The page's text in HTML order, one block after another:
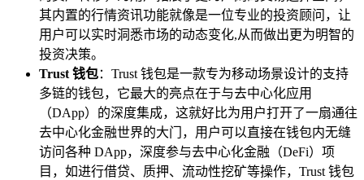
其内置的行情资讯功能就像是一位专业的投资顾问，让
用户可以实时洞悉市场的动态变化,从而做出更为明智的
投资决策。
Trust 钱包：Trust 钱包是一款专为移动场景设计的支持
多链的钱包，它最大的亮点在于与去中心化应用
（DApp）的深度集成，这就好比为用户打开了一扇通往
去中心化金融世界的大门，用户可以直接在钱包内无缝
访问各种 DApp，深度参与去中心化金融（DeFi）项
目，如进行借贷、质押、流动性挖矿等操作，Trust 钱包